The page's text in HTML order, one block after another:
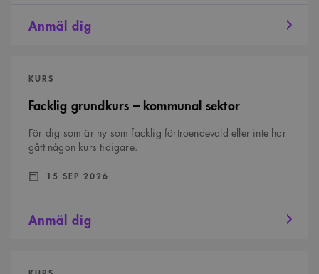
Anmäl dig
grundkurs
sektor
KURS
Facklig grundkurs – kommunal sektor
För dig som är ny som facklig förtroendevald eller inte har
gått någon kurs tidigare.
DATUM: :
15 SEP 2026
Anmäl dig
betydelse